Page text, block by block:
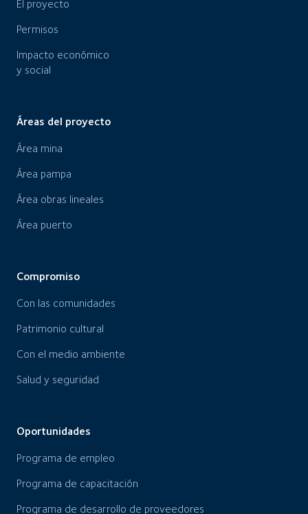
El proyecto
Permisos
Impacto económico
y social
Áreas del proyecto
Área mina
Área pampa
Área obras lineales
Área puerto
Compromiso
Con las comunidades
Patrimonio cultural
Con el medio ambiente
Salud y seguridad
Oportunidades
Programa de empleo
Programa de capacitación
Programa de desarrollo de proveedores